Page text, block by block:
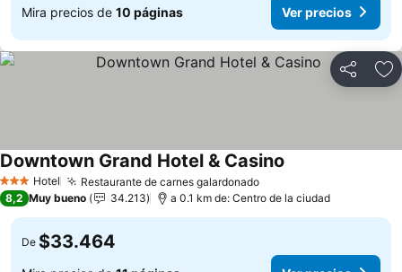
Mira precios de 10 páginas Ver precios
Compartir
3 Estrellas
Hotel Restaurante de carnes galardonadoVer precios
Downtown Grand Hotel & Casino
8,2 Muy bueno 34.213 a 0.1 km de: Centro de la ciudad
De $33.464